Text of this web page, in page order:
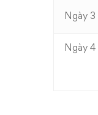
Ngày 3
Ngày 4